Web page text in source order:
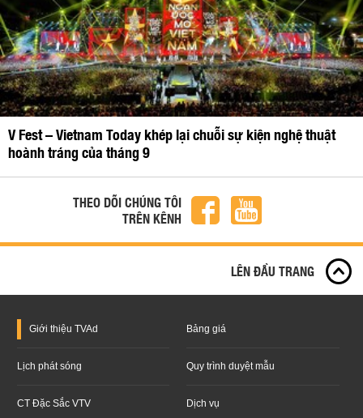
V Fest – Vietnam Today khép lại chuỗi sự kiện nghệ thuật
hoành tráng của tháng 9
THEO DÕI CHÚNG TÔI
TRÊN KÊNH
LÊN ĐẦU TRANG
Giới thiệu TVAd Bảng giá
Lịch phát sóng Quy trình duyệt mẫu
CT Đặc Sắc VTV Dịch vụ